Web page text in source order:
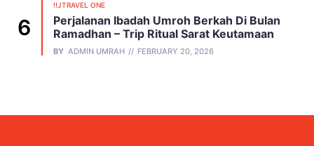
!!JTRAVEL ONE
Perjalanan Ibadah Umroh Berkah Di Bulan
Ramadhan – Trip Ritual Sarat Keutamaan
BY ADMIN UMRAH FEBRUARY 20, 2026